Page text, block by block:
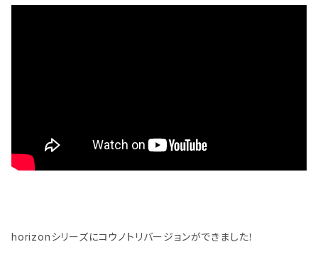
horizonシリーズにコウノトリバージョンができました！